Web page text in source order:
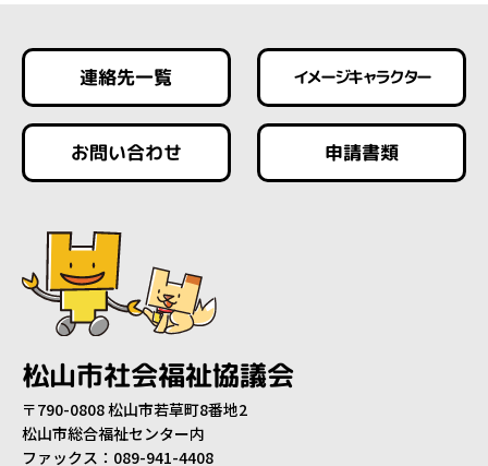
連絡先一覧 イメージキャラクター
お問い合わせ 申請書類
松山市社会福祉協議会
〒790-0808 松山市若草町8番地2
松山市総合福祉センター内
ファックス：089-941-4408